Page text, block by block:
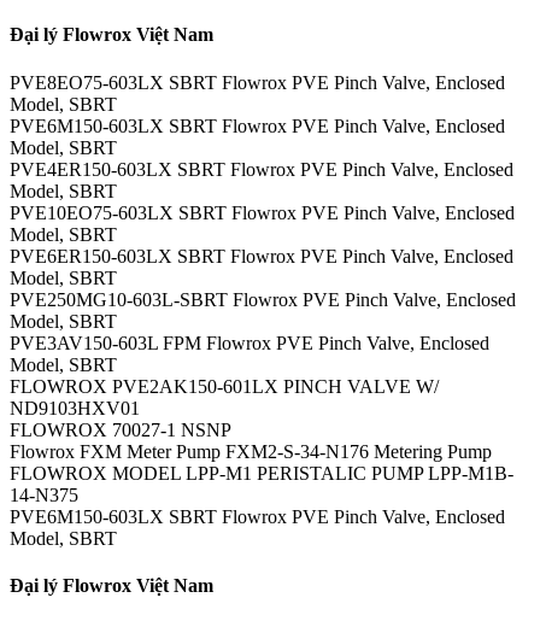
Đại lý Flowrox Việt Nam
PVE8EO75-603LX SBRT Flowrox PVE Pinch Valve, Enclosed
Model, SBRT
PVE6M150-603LX SBRT Flowrox PVE Pinch Valve, Enclosed
Model, SBRT
PVE4ER150-603LX SBRT Flowrox PVE Pinch Valve, Enclosed
Model, SBRT
PVE10EO75-603LX SBRT Flowrox PVE Pinch Valve, Enclosed
Model, SBRT
PVE6ER150-603LX SBRT Flowrox PVE Pinch Valve, Enclosed
Model, SBRT
PVE250MG10-603L-SBRT Flowrox PVE Pinch Valve, Enclosed
Model, SBRT
PVE3AV150-603L FPM Flowrox PVE Pinch Valve, Enclosed
Model, SBRT
FLOWROX PVE2AK150-601LX PINCH VALVE W/
ND9103HXV01
FLOWROX 70027-1 NSNP
Flowrox FXM Meter Pump FXM2-S-34-N176 Metering Pump
FLOWROX MODEL LPP-M1 PERISTALIC PUMP LPP-M1B-
14-N375
PVE6M150-603LX SBRT Flowrox PVE Pinch Valve, Enclosed
Model, SBRT
Đại lý Flowrox Việt Nam